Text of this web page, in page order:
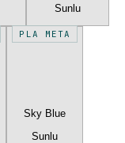
Sunlu
PLA META
Sky Blue
Sunlu